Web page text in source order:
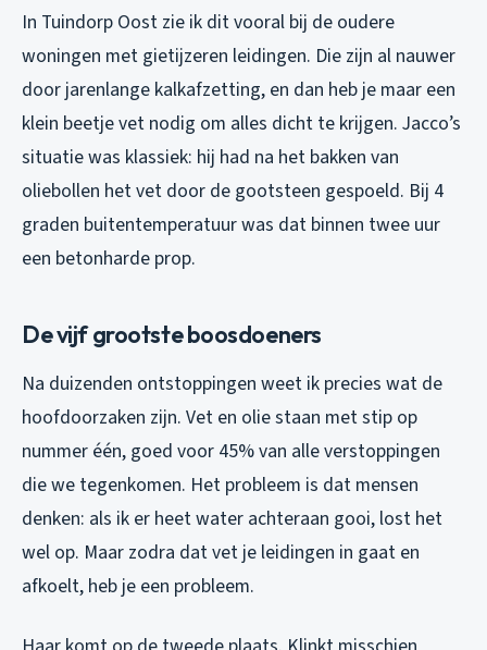
In Tuindorp Oost zie ik dit vooral bij de oudere
woningen met gietijzeren leidingen. Die zijn al nauwer
door jarenlange kalkafzetting, en dan heb je maar een
klein beetje vet nodig om alles dicht te krijgen. Jacco’s
situatie was klassiek: hij had na het bakken van
oliebollen het vet door de gootsteen gespoeld. Bij 4
graden buitentemperatuur was dat binnen twee uur
een betonharde prop.
De vijf grootste boosdoeners
Na duizenden ontstoppingen weet ik precies wat de
hoofdoorzaken zijn. Vet en olie staan met stip op
nummer één, goed voor 45% van alle verstoppingen
die we tegenkomen. Het probleem is dat mensen
denken: als ik er heet water achteraan gooi, lost het
wel op. Maar zodra dat vet je leidingen in gaat en
afkoelt, heb je een probleem.